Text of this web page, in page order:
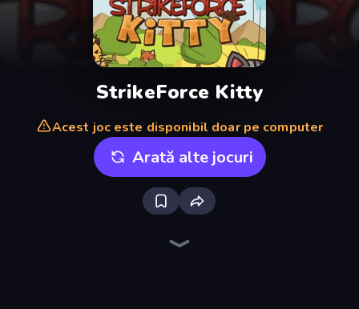
StrikeForce Kitty
Acest joc este disponibil doar pe computer
Arată alte jocuri